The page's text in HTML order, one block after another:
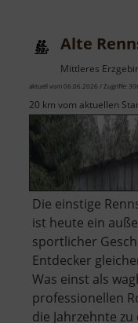
Alte
Mittleres
aktuell vom 06.06.2026 / Zugriffe:
20 km vom aktuellen
Die einstige
ist heute ein
sportlicher
Entdecker
Was einst als
professionellen
die Jahrzehnte